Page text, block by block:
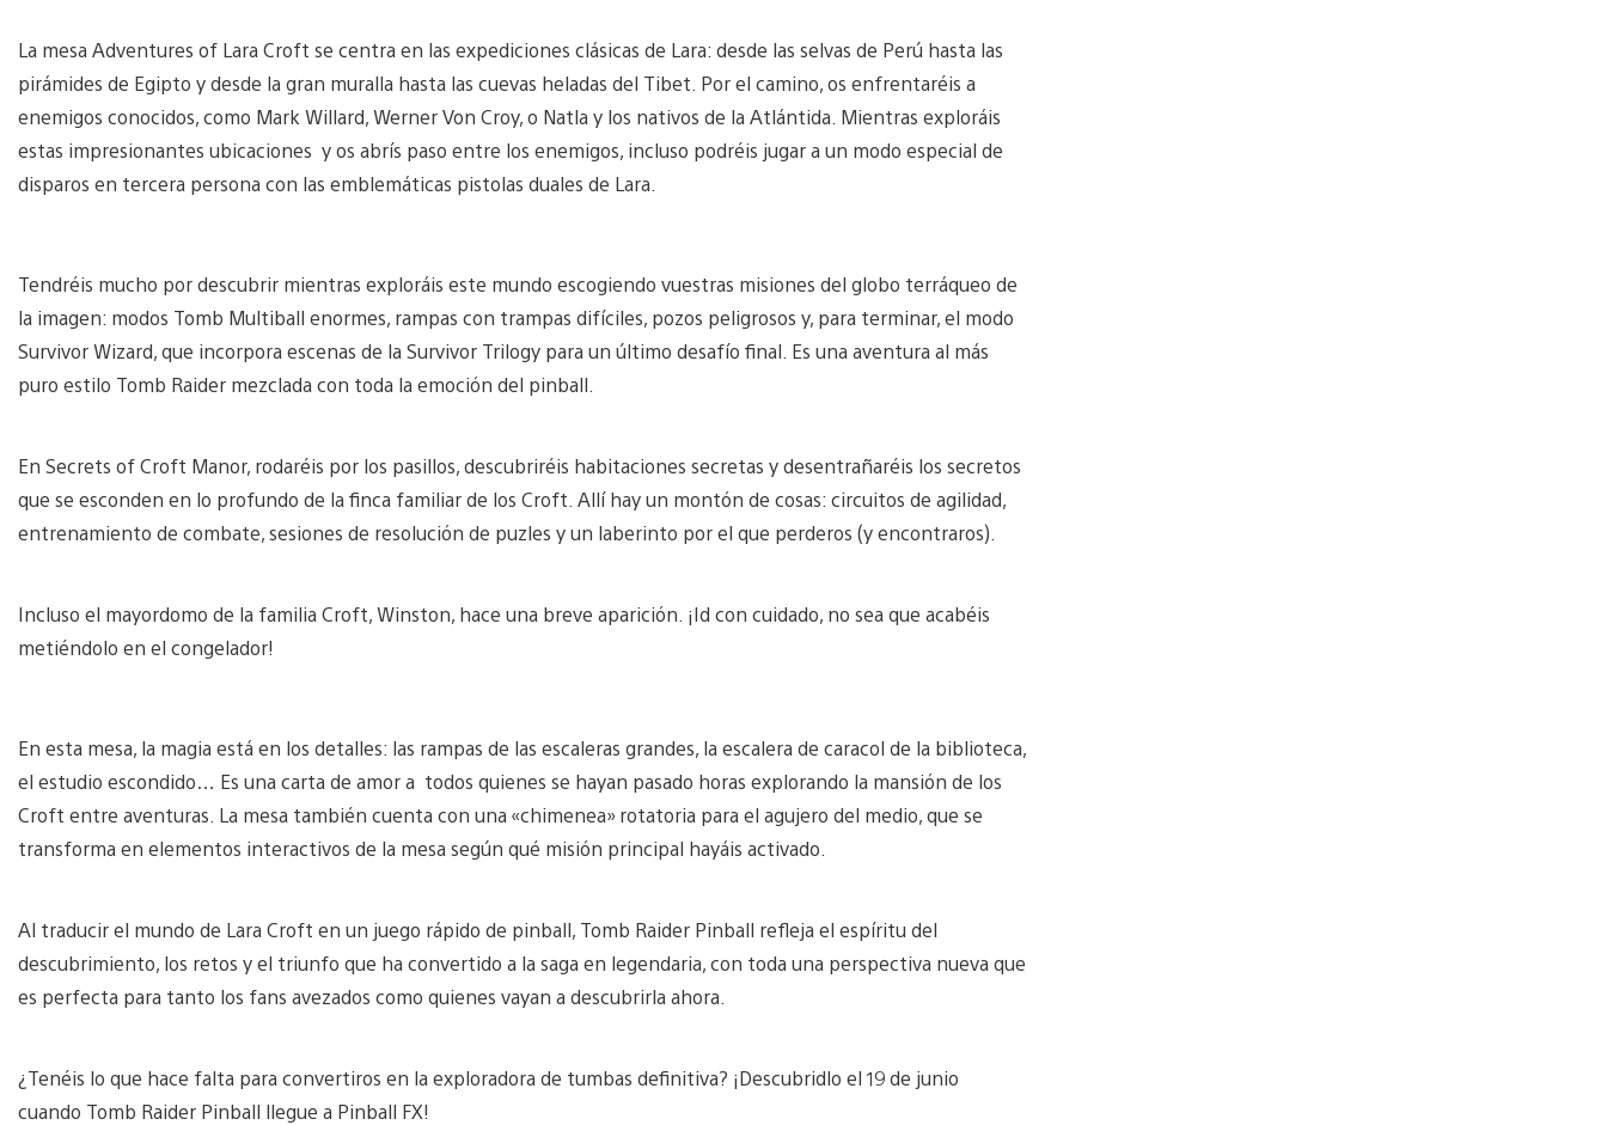
La mesa Adventures of Lara Croft se centra en las expediciones clásicas de Lara: desde las selvas de Perú hasta las
pirámides de Egipto y desde la gran muralla hasta las cuevas heladas del Tibet. Por el camino, os enfrentaréis a
enemigos conocidos, como Mark Willard, Werner Von Croy, o Natla y los nativos de la Atlántida. Mientras exploráis
estas impresionantes ubicaciones y os abrís paso entre los enemigos, incluso podréis jugar a un modo especial de
disparos en tercera persona con las emblemáticas pistolas duales de Lara.
Tendréis mucho por descubrir mientras exploráis este mundo escogiendo vuestras misiones del globo terráqueo de
la imagen: modos Tomb Multiball enormes, rampas con trampas difíciles, pozos peligrosos y, para terminar, el modo
Survivor Wizard, que incorpora escenas de la Survivor Trilogy para un último desafío final. Es una aventura al más
puro estilo Tomb Raider mezclada con toda la emoción del pinball.
En Secrets of Croft Manor, rodaréis por los pasillos, descubriréis habitaciones secretas y desentrañaréis los secretos
que se esconden en lo profundo de la finca familiar de los Croft. Allí hay un montón de cosas: circuitos de agilidad,
entrenamiento de combate, sesiones de resolución de puzles y un laberinto por el que perderos (y encontraros).
Incluso el mayordomo de la familia Croft, Winston, hace una breve aparición. ¡Id con cuidado, no sea que acabéis
metiéndolo en el congelador!
En esta mesa, la magia está en los detalles: las rampas de las escaleras grandes, la escalera de caracol de la biblioteca,
el estudio escondido… Es una carta de amor a todos quienes se hayan pasado horas explorando la mansión de los
Croft entre aventuras. La mesa también cuenta con una «chimenea» rotatoria para el agujero del medio, que se
transforma en elementos interactivos de la mesa según qué misión principal hayáis activado.
Al traducir el mundo de Lara Croft en un juego rápido de pinball, Tomb Raider Pinball refleja el espíritu del
descubrimiento, los retos y el triunfo que ha convertido a la saga en legendaria, con toda una perspectiva nueva que
es perfecta para tanto los fans avezados como quienes vayan a descubrirla ahora.
¿Tenéis lo que hace falta para convertiros en la exploradora de tumbas definitiva? ¡Descubridlo el 19 de junio
cuando Tomb Raider Pinball llegue a Pinball FX!